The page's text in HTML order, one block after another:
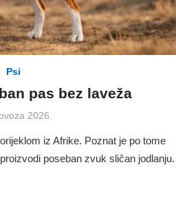
Psi
pas bez laveža
2026.
iz Afrike. Poznat je po tome
poseban zvuk sličan jodlanju.